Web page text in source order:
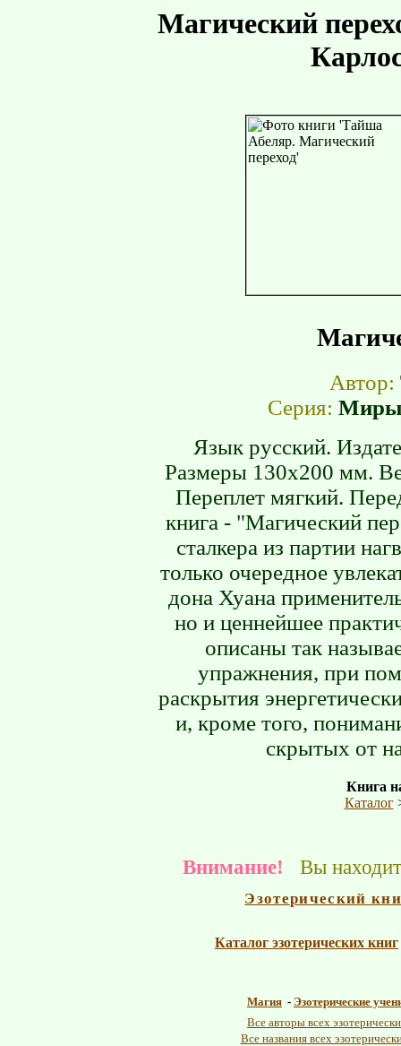
Магический
Автор:
Серия: Миры
Язык русский.
Размеры 130х200 мм.
Переплет мягкий.
книга - "Магический
сталкера из партии
только очередное
дона Хуана
но и ценнейшее
описаны так
упражнения, при
раскрытия
и, кроме того,
скрытых от
Книга
Каталог
Внимание! Вы
Эзотерический
Каталог эзотерических книг
Магия - Эзотерические
Все авторы всех
Все названия всех